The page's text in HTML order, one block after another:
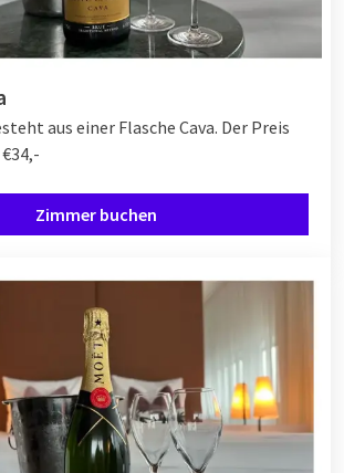
aus einer Flasche Cava. Der Preis
Zimmer buchen